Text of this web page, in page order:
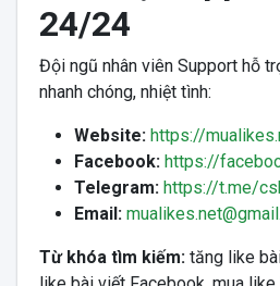
24/24
Đội ngũ nhân viên Support hỗ
nhanh chóng, nhiệt tình:
Website: https://
Facebook: https://
Telegram: https://t.me/
Email:
Từ khóa tìm kiếm:tăng like